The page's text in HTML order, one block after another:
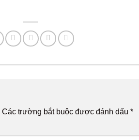
Các trường bắt buộc được đánh dấu *